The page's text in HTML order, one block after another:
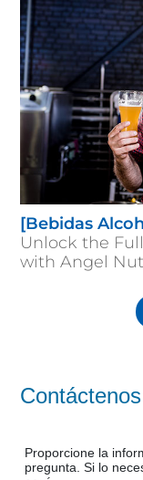
[Bebidas
Unlock the
with Angel